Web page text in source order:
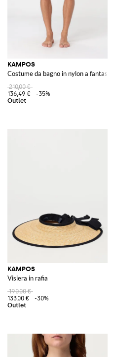
KAMPOS
Costume da bagno in nylon a fantasia
210,00 €
136,49 €
-35%
KAMPOS
Visiera in rafia
190,00 €
133,00 €
-30%